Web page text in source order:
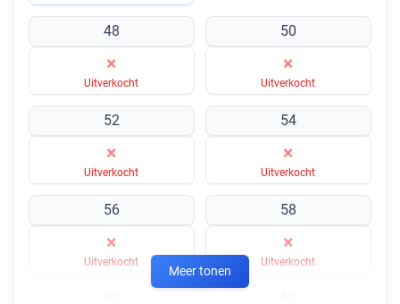
48
×
Uitverkocht
50
×
Uitverkocht
52
×
Uitverkocht
54
×
Uitverkocht
56
×
Uitverkocht
58
×
Uitverkocht
Meer tonen